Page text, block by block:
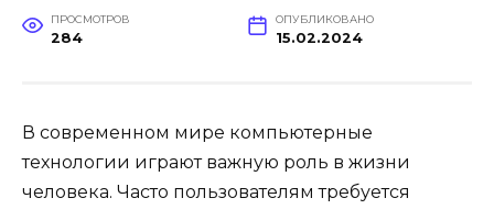
ПРОСМОТРОВ
284
ОПУБЛИКОВАНО
15.02.2024
В современном мире компьютерные
технологии играют важную роль в жизни
человека. Часто пользователям требуется